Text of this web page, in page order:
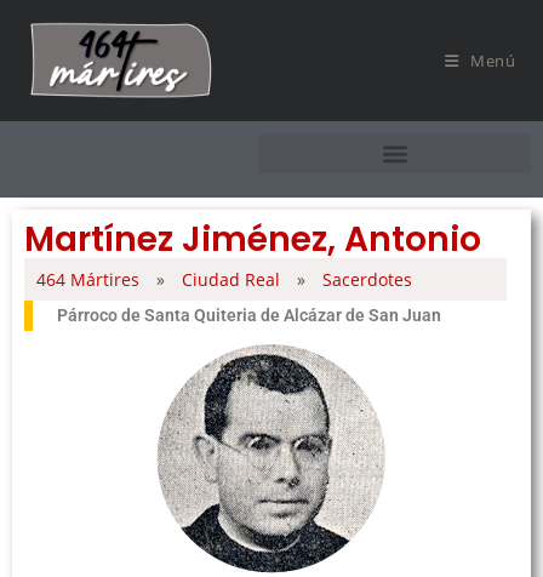
Menú
Martínez Jiménez, Antonio
464 Mártires » Ciudad Real » Sacerdotes
Párroco de Santa Quiteria de Alcázar de San Juan